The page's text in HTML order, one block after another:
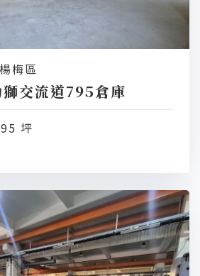
梅區
交流道795倉庫
坪